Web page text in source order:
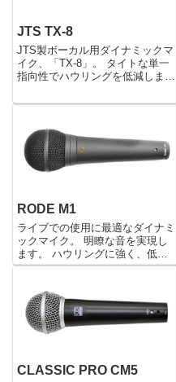
JTS TX-8
JTS製ボーカル用ダイナミックマ
イク、「TX-8」。 タイトな単一
指向性でハウリングを低減しま
安くそろえたいけどクオリティは
ススメ。 ボーカルだけでなくMC
やカラオケ、トークショ...
RODE M1
ライブでの使用に最適なダイナミ
ックマイク。 明瞭な音を実現し
ます。 ハウリングに強く、低い
ハンドリングノイズとボディの頑
でも常に高いパフォーマンスを提
供する、頼りになる1本です。
CLASSIC PRO CM5